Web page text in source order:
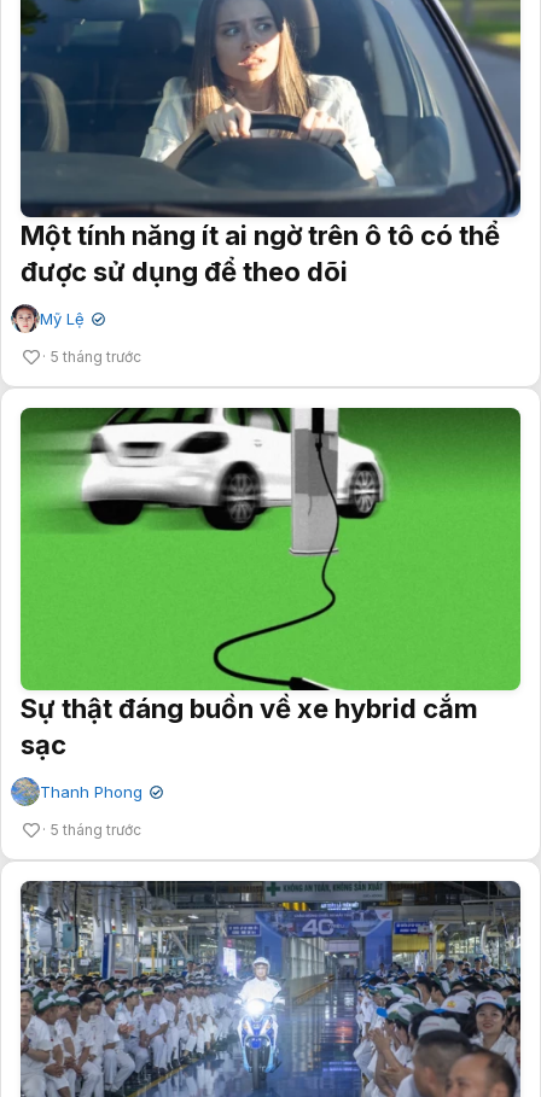
Một tính năng ít ai ngờ trên ô tô có thể
được sử dụng để theo dõi
Mỹ Lệ ✔
5 tháng trước
Sự thật đáng buồn về xe hybrid cắm
sạc
Thanh Phong ✔
5 tháng trước